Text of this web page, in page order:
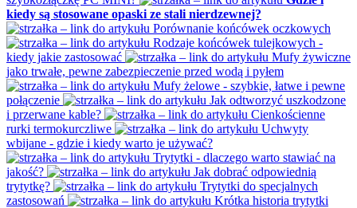
kiedy są stosowane opaski ze stali nierdzewnej?
Porównanie końcówek oczkowych
Rodzaje końcówek tulejkowych -
kiedy jakie zastosować
Mufy żywiczne
jako trwałe, pewne zabezpieczenie przed wodą i pyłem
Mufy żelowe - szybkie, łatwe i pewne
połączenie
Jak odtworzyć uszkodzone
i przerwane kable?
Cienkościenne
rurki termokurczliwe
Uchwyty
wbijane - gdzie i kiedy warto je używać?
Trytytki - dlaczego warto stawiać na
jakość?
Jak dobrać odpowiednią
trytytkę?
Trytytki do specjalnych
zastosowań
Krótka historia trytytki